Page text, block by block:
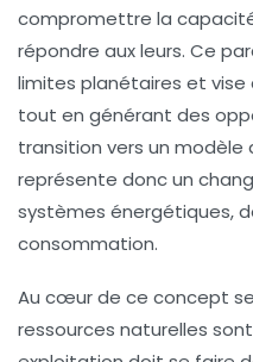
compromettre la
répondre aux leurs. Ce
limites planétaires et vise
tout en générant des
transition vers un modèle
représente donc un
systèmes énergétiques,
consommation.
Au cœur de ce concept
ressources naturelles